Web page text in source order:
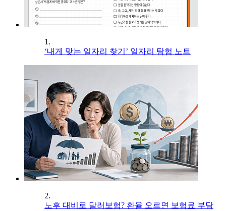
1.
‘내게 맞는 일자리 찾기’ 일자리 탐험 노트
2.
노후 대비로 달러보험? 환율 오르면 보험료 부담